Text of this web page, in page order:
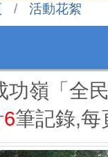
活動花絮
功嶺「全
6筆記錄,每